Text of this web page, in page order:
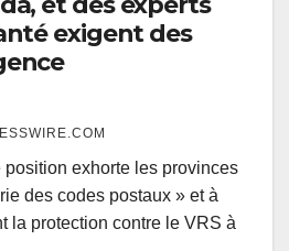
exigent des
exhorte les provinces
des codes postaux » et à
la protection contre le VRS à